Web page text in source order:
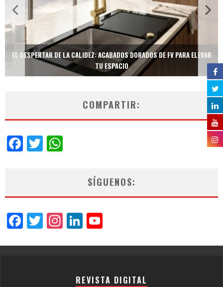
EL DESPERTAR DE LA CALIDEZ: ACABADOS DORADOS DE FV PARA ELEVAR
TU ESPACIO
COMPARTIR:
Facebook
Twitter
SÍGUENOS:
Facebook
Twitter
Instagram
LinkedIn
REVISTA DIGITAL